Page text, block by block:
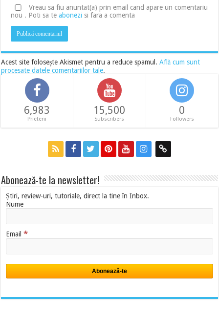
Vreau sa fiu anuntat(a) prin email cand apare un comentariu
nou . Poti sa teabonezi si fara a comenta
Acest site folosește Akismet pentru a reduce spamul.Află cum sunt
procesate datele comentariilor tale.
6,983
Prieteni
15,500
Subscribers
0
Followers
Abonează-te la newsletter!
Știri, review-uri, tutoriale, direct la tine în Inbox.
Nume
Email*